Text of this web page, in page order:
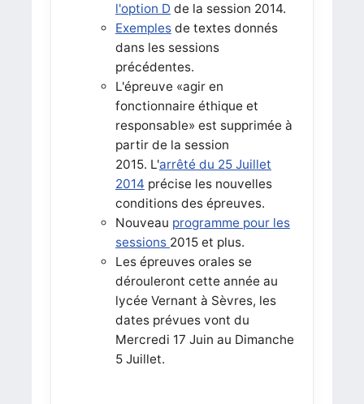
l'option D de la session 2014.
Exemplesde textes donnés
dans les sessions
précédentes.
L'épreuve «agir en
fonctionnaire éthique et
responsable» est supprimée à
partir de la session
2015. L'arrêté du 25 Juillet
2014 précise les nouvelles
conditions des épreuves.
Nouveau programme pour les
sessions 2015 et plus.
Les épreuves orales se
dérouleront cette année au
lycée Vernant à Sèvres, les
dates prévues vont du
Mercredi 17 Juin au Dimanche
5 Juillet.